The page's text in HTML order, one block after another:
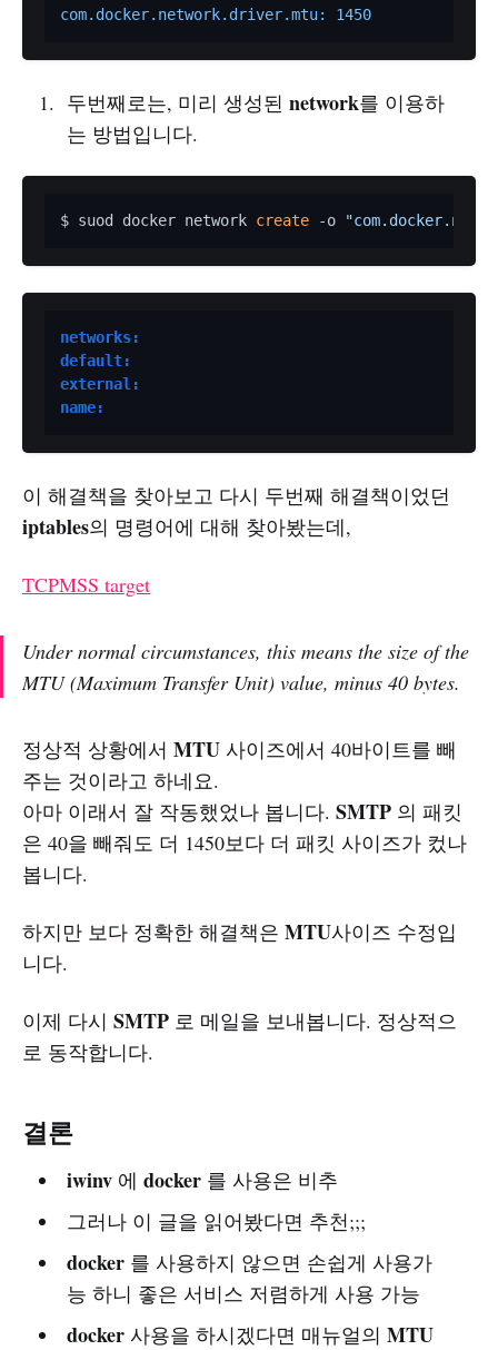
com.docker.network.driver.mtu: 1450
두번째로는, 미리 생성된 network를 이용하
는 방법입니다.
$ suod docker network create -o
networks:
default:
external:
name:
이 해결책을 찾아보고 다시 두번째 해결책이었던
iptables의 명령어에 대해 찾아봤는데,
TCPMSS target
Under normal circumstances, this means the size of the
MTU (Maximum Transfer Unit) value, minus 40 bytes.
정상적 상황에서 MTU 사이즈에서 40바이트를 빼
주는 것이라고 하네요.
아마 이래서 잘 작동했었나 봅니다. SMTP 의 패킷
은 40을 빼줘도 더 1450보다 더 패킷 사이즈가 컸나
봅니다.
하지만 보다 정확한 해결책은 MTU사이즈 수정입
니다.
이제 다시 SMTP 로 메일을 보내봅니다. 정상적으
로 동작합니다.
결론
iwinv에 docker를 사용은 비추
그러나 이 글을 읽어봤다면 추천;;;
docker를 사용하지 않으면 손쉽게 사용가
능 하니 좋은 서비스 저렴하게 사용 가능
docker사용을 하시겠다면 매뉴얼의 MTU